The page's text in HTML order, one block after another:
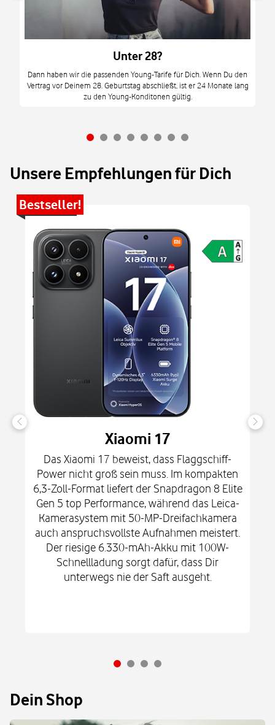
Unter 28?
Dann haben wir die passenden Young-Tarife für Dich. Wenn Du den
Vertrag vor Deinem 28. Geburtstag abschließt, ist er 24 Monate lang
zu den Young-Konditonen gültig.
Unsere Empfehlungen für Dich
Bestseller!
Xiaomi 17
Das Xiaomi 17 beweist, dass Flaggschiff-
Power nicht groß sein muss. Im kompakten
6,3-Zoll-Format liefert der Snapdragon 8 Elite
Gen 5 top Performance, während das Leica-
Kamerasystem mit 50-MP-Dreifachkamera
auch anspruchsvollste Aufnahmen meistert.
Der riesige 6.330-mAh-Akku mit 100W-
Schnellladung sorgt dafür, dass Dir
unterwegs nie der Saft ausgeht.
Dein Shop